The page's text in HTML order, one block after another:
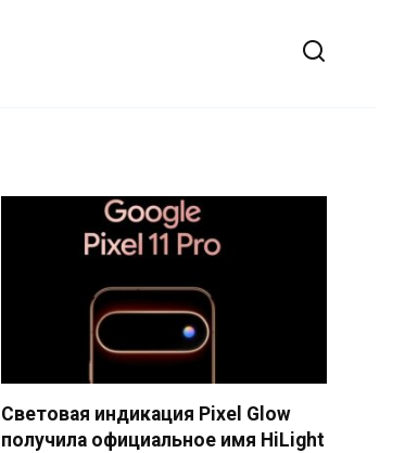
Световая индикация Pixel Glow
получила официальное имя HiLight